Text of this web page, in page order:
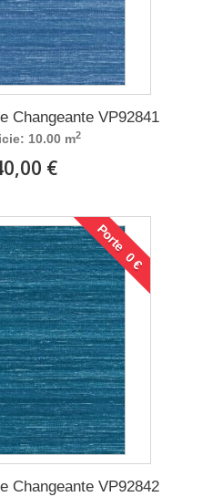
Changeante VP92841
10.00 m2
€
Porte 0 €
Changeante VP92842